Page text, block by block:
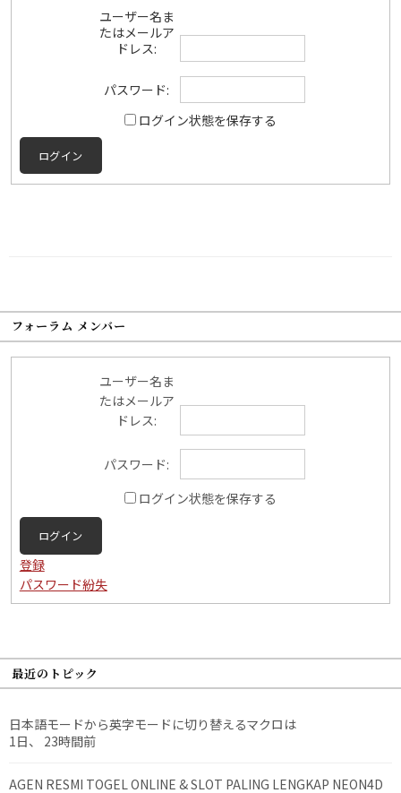
ユーザー名ま
たはメールア
ドレス:
パスワード:
ログイン状態を保存する
ログイン
フォーラム メンバー
ユーザー名ま
たはメールア
ドレス:
パスワード:
ログイン状態を保存する
ログイン
登録
パスワード紛失
最近のトピック
日本語モードから英字モードに切り替えるマクロは
1日、 23時間前
AGEN RESMI TOGEL ONLINE & SLOT PALING LENGKAP NEON4D